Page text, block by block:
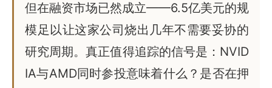
但在融资市场已然成立——6.5亿美元的规
模足以让这家公司烧出几年不需要妥协的
研究周期。真正值得追踪的信号是：NVID
IA与AMD同时参投意味着什么？是否在押